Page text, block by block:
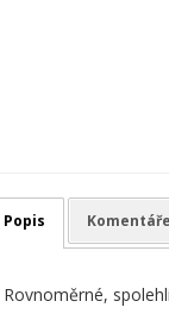
Popis Komentáře
Rovnoměrné,